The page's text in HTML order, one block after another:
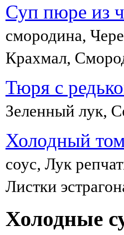
Суп пюре из
смородина,
Крахмал,
Тюря с
Зеленный лук,
Холодный
соус, Лук
Листки
Холодные